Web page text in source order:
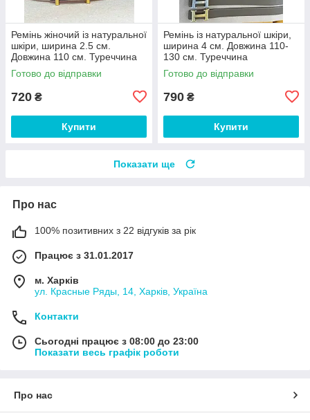
Ремінь жіночий із натуральної
шкіри, ширина 2.5 см.
Довжина 110 см. Туреччина
Готово до відправки
720 ₴
Купити
Ремінь із натуральної шкіри,
ширина 4 см. Довжина 110-
130 см. Туреччина
Готово до відправки
790 ₴
Купити
Показати ще
Про нас
100% позитивних з 22 відгуків за рік
Працює з 31.01.2017
м. Харків
ул. Красные Ряды, 14, Харків, Україна
Контакти
Сьогодні працює з 08:00 до 23:00
Показати весь графік роботи
Про нас